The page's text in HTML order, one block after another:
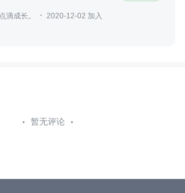
滴成长。
2020-12-02 加入
暂无评论